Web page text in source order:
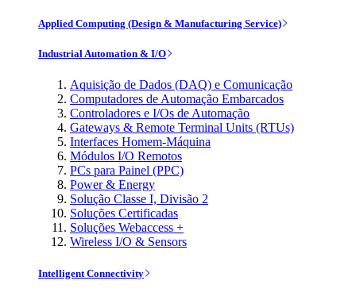
Applied Computing (Design & Manufacturing Service)
Industrial Automation & I/O
Aquisição de Dados (DAQ) e Comunicação
Computadores de Automação Embarcados
Controladores e I/Os de Automação
Gateways & Remote Terminal Units (RTUs)
Interfaces Homem-Máquina
Módulos I/O Remotos
PCs para Painel (PPC)
Power & Energy
Solução Classe I, Divisão 2
Soluções Certificadas
Soluções Webaccess +
Wireless I/O & Sensors
Intelligent Connectivity